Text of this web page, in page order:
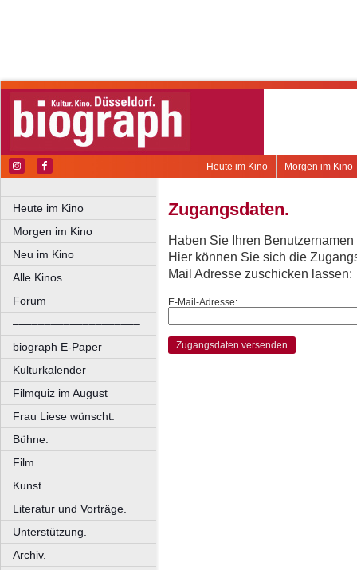
Morgen im Kino
Heute im Kino
Heute im Kino
Morgen im Kino
Neu im Kino
Alle Kinos
Forum
––––––––––––––––––––
biograph E-Paper
Kulturkalender
Filmquiz im August
Frau Liese wünscht.
Bühne.
Film.
Kunst.
Literatur und Vorträge.
Unterstützung.
Archiv.
Zugangsdaten.
Haben Sie Ihren
Hier können Sie sich die
Mail Adresse zuschicken lassen:
E-Mail-Adresse:
Zugangsdaten versenden